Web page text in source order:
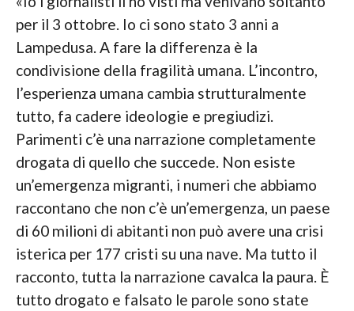
per il 3 ottobre. Io ci sono stato 3 anni a
Lampedusa. A fare la differenza è la
condivisione della fragilità umana. L’incontro,
l’esperienza umana cambia strutturalmente
tutto, fa cadere ideologie e pregiudizi.
Parimenti c’è una narrazione completamente
drogata di quello che succede. Non esiste
un’emergenza migranti, i numeri che abbiamo
raccontano che non c’è un’emergenza, un paese
di 60 milioni di abitanti non può avere una crisi
isterica per 177 cristi su una nave. Ma tutto il
racconto, tutta la narrazione cavalca la paura. È
tutto drogato e falsato le parole sono state